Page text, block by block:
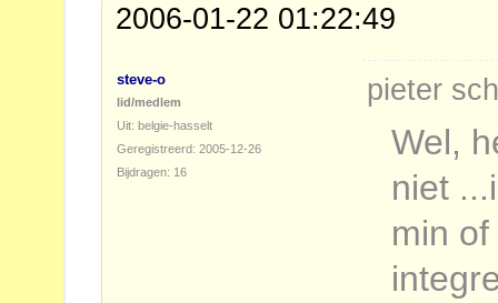
2006-01-22 01:22:49
steve-o
lid/medlem
Uit: belgie-hasselt
Geregistreerd: 2005-12-26
Bijdragen: 16
pieter
Wel,
niet
min